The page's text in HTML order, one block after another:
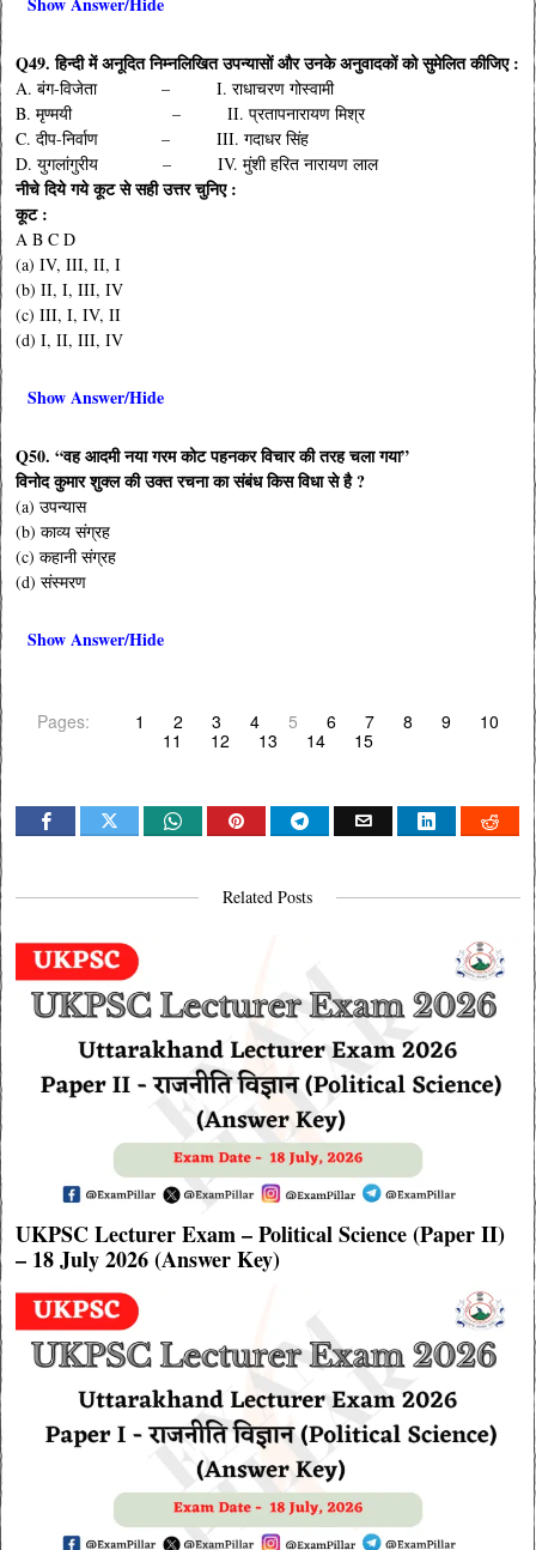
Q49. हिन्दी में अनूदित निम्नलिखित उपन्यासों और उनके अनुवादकों को सुमेलित कीजिए :
A. बंग-विजेता – I. राधाचरण गोस्वामी
B. मृण्मयी – II. प्रतापनारायण मिश्र
C. दीप-निर्वाण – III. गदाधर सिंह
D. युगलांगुरीय – IV. मुंशी हरित नारायण लाल
नीचे दिये गये कूट से सही उत्तर चुनिए :
कूट :
A B C D
(a) IV, III, II, I
(b) II, I, III, IV
(c) III, I, IV, II
(d) I, II, III, IV
Show Answer/Hide
Q50. “वह आदमी नया गरम कोट पहनकर विचार की तरह चला गया”
विनोद कुमार शुक्ल की उक्त रचना का संबंध किस विधा से है ?
(a) उपन्यास
(b) काव्य संग्रह
(c) कहानी संग्रह
(d) संस्मरण
Show Answer/Hide
Pages: 1 2 3 4 5 6 7 8 9
10
11
12 13 14 15
Related Posts
UKPSC Lecturer Exam – Political Science (Paper II)
– 18 July 2026 (Answer Key)